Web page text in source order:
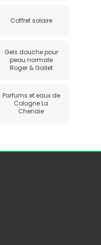
Coffret solaire
Gels douche pour
peau normale
Roger & Gallet
Parfums et eaux de
Cologne La
Chenaie